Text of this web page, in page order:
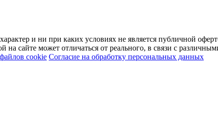
и ни при каких условиях не является публичной
сайте может отличаться от реального, в связи с
cookie Согласие на обработку персональных данных